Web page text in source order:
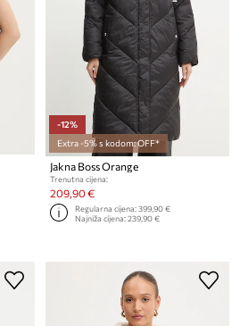
-12%
Extra -5% s kodom: OFF*
Jakna Boss Orange
Trenutna cijena:
209,90 €
Regularna cijena:399,90 €
Najniža cijena:239,90 €